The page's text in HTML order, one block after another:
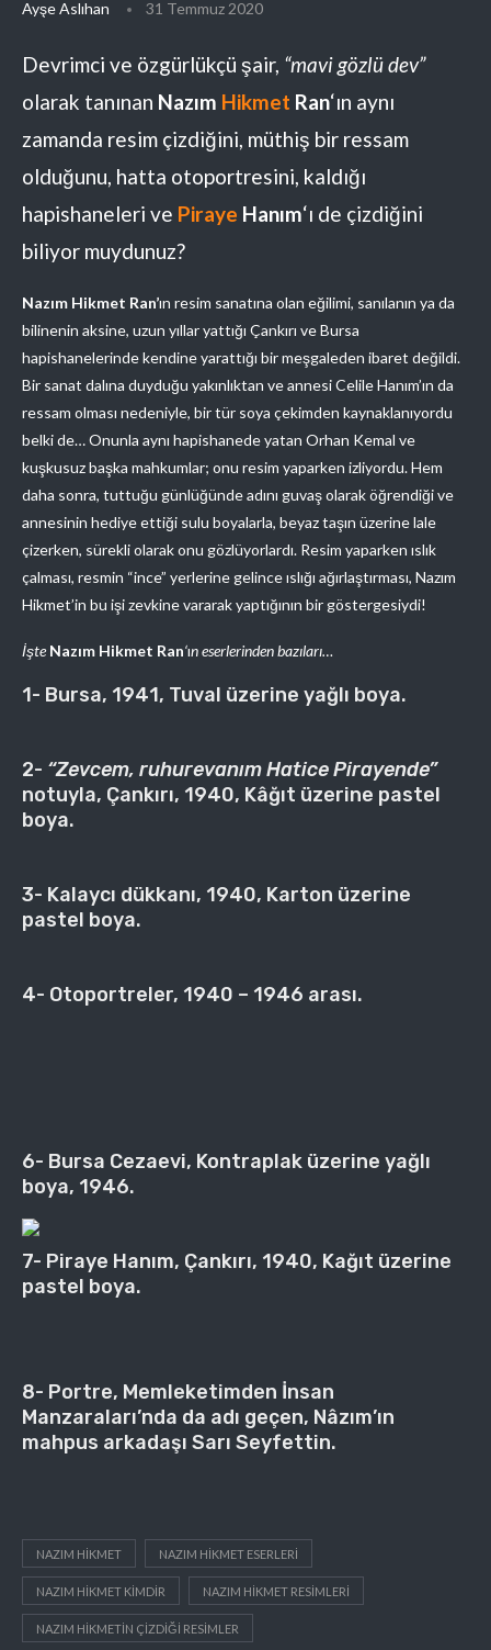
Ayşe Aslıhan 31 Temmuz 2020
Devrimci ve özgürlükçü şair, “mavi gözlü dev”
olarak tanınan Nazım Hikmet Ran‘ın aynı
zamanda resim çizdiğini, müthiş bir ressam
olduğunu, hatta otoportresini, kaldığı
hapishaneleri ve Piraye Hanım‘ı de çizdiğini
biliyor muydunuz?
Nazım Hikmet Ran’ın resim sanatına olan eğilimi, sanılanın ya da
bilinenin aksine, uzun yıllar yattığı Çankırı ve Bursa
hapishanelerinde kendine yarattığı bir meşgaleden ibaret değildi.
Bir sanat dalına duyduğu yakınlıktan ve annesi Celile Hanım’ın da
ressam olması nedeniyle, bir tür soya çekimden kaynaklanıyordu
belki de… Onunla aynı hapishanede yatan Orhan Kemal ve
kuşkusuz başka mahkumlar; onu resim yaparken izliyordu. Hem
daha sonra, tuttuğu günlüğünde adını guvaş olarak öğrendiği ve
annesinin hediye ettiği sulu boyalarla, beyaz taşın üzerine lale
çizerken, sürekli olarak onu gözlüyorlardı. Resim yaparken ıslık
çalması, resmin “ince” yerlerine gelince ıslığı ağırlaştırması, Nazım
Hikmet’in bu işi zevkine vararak yaptığının bir göstergesiydi!
İşte Nazım Hikmet Ran‘ın eserlerinden bazıları…
1- Bursa, 1941, Tuval üzerine yağlı boya.
2- “Zevcem, ruhurevanım Hatice Pirayende”
notuyla, Çankırı, 1940, Kâğıt üzerine pastel
boya.
3- Kalaycı dükkanı, 1940, Karton üzerine
pastel boya.
4- Otoportreler, 1940 – 1946 arası.
6- Bursa Cezaevi, Kontraplak üzerine yağlı
boya, 1946.
7- Piraye Hanım, Çankırı, 1940, Kağıt üzerine
pastel boya.
8- Portre, Memleketimden İnsan
Manzaraları’nda da adı geçen, Nâzım’ın
mahpus arkadaşı Sarı Seyfettin.
NAZIM HIKMET NAZIM HIKMET ESERLERI
NAZIM HIKMET KIMDIR NAZIM HIKMET RESIMLERI
NAZIM HIKMETIN ÇIZDIĞI RESIMLER